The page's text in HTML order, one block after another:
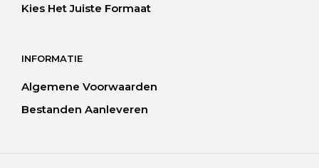
Kies Het Juiste Formaat
INFORMATIE
Algemene Voorwaarden
Bestanden Aanleveren